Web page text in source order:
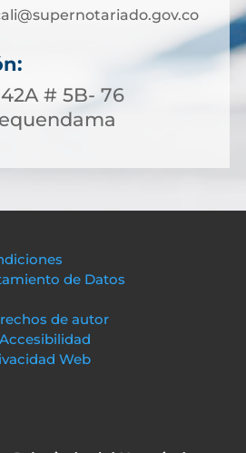
# 5B- 76
de Datos
de autor
Web